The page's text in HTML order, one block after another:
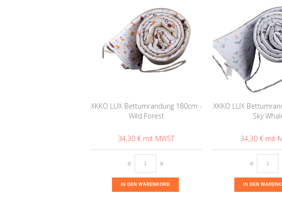
XKKO LUX Bettumrandung 180cm -
Wild Forest
34,30 €
IN DEN WARENKORB
XKKO LUX
Sky
34,30 €
IN DEN